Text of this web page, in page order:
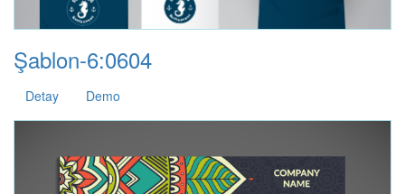
Şablon-6:0604
Detay Demo